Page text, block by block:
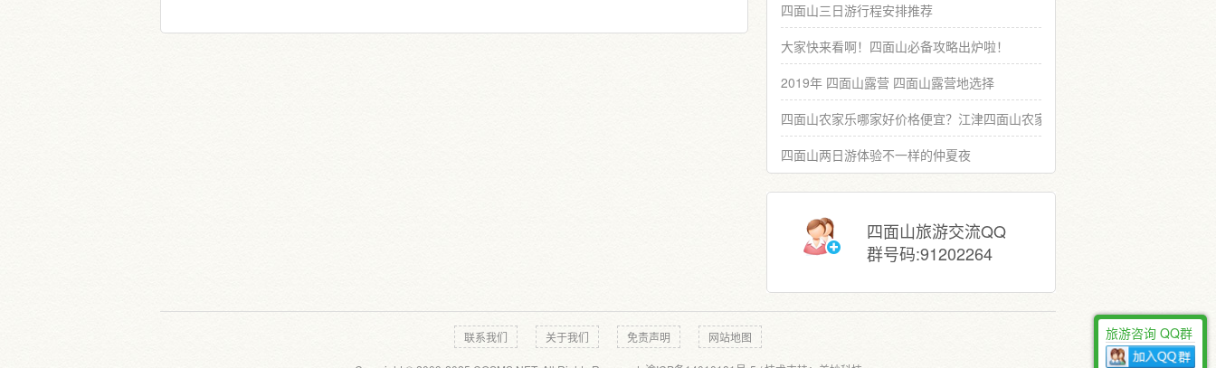
四面山三日游行程安排推荐
大家快来看啊！四面山必备攻略出炉啦！
2019年 四面山露营 四面山露营地选择
四面山农家乐哪家好价格便宜？江津四面山农家乐推荐选择
四面山两日游体验不一样的仲夏夜
四面山旅游交流QQ
群号码:91202264
联系我们 关于我们 免责声明 网站地图 旅游咨询 QQ群